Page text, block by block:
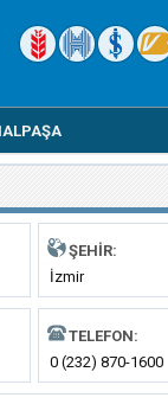
ŞEHIR:
İzmir
TELEFON:
0 (232) 870-1600